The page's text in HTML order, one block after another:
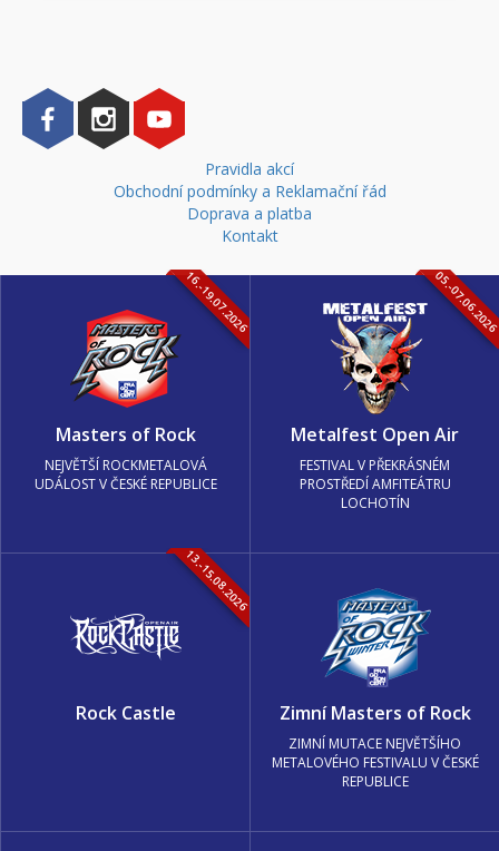
Pravidla akcí
Obchodní podmínky a Reklamační řád
Doprava a platba
Kontakt
16.-19.07.2026
Masters of Rock
NEJVĚTŠÍ ROCKMETALOVÁ
UDÁLOST V ČESKÉ REPUBLICE
05.-
Metalfest Open Air
FESTIVAL V PŘEKRÁSNÉM
PROSTŘEDÍ AMFITEÁTRU
LOCHOTÍN
13.-15.08.2026
Rock Castle Zimní Masters of Rock
ZIMNÍ MUTACE NEJVĚTŠÍHO
METALOVÉHO FESTIVALU V ČESKÉ
REPUBLICE